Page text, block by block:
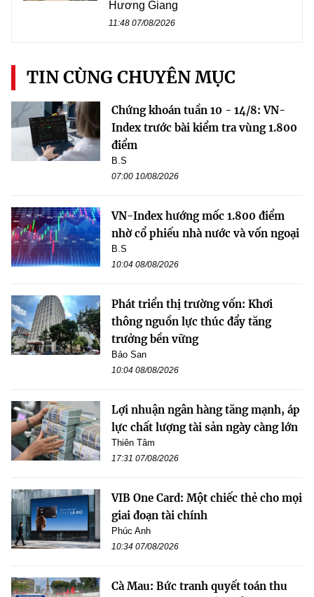
Hương Giang
11:48 07/08/2026
TIN CÙNG CHUYÊN MỤC
Chứng khoán tuần 10 - 14/8: VN-
Index trước bài kiểm tra vùng 1.800
điểm
B.S
07:00 10/08/2026
VN-Index hướng mốc 1.800 điểm
nhờ cổ phiếu nhà nước và vốn ngoại
B.S
10:04 08/08/2026
Phát triển thị trường vốn: Khơi
thông nguồn lực thúc đẩy tăng
trưởng bền vững
Bảo San
10:04 08/08/2026
Lợi nhuận ngân hàng tăng mạnh, áp
lực chất lượng tài sản ngày càng lớn
Thiên Tâm
17:31 07/08/2026
VIB One Card: Một chiếc thẻ cho mọi
giai đoạn tài chính
Phúc Anh
10:34 07/08/2026
Cà Mau: Bức tranh quyết toán thu